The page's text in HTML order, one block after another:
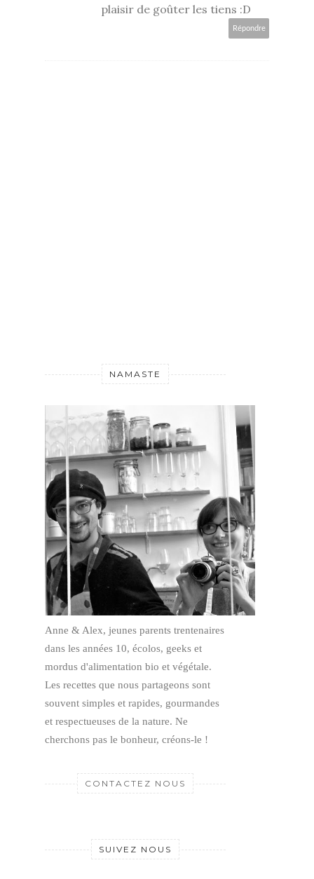
plaisir de goûter les tiens :D
Répondre
NAMASTE
Anne & Alex, jeunes parents trentenaires
dans les années 10, écolos, geeks et
mordus d'alimentation bio et végétale.
Les recettes que nous partageons sont
souvent simples et rapides, gourmandes
et respectueuses de la nature. Ne
cherchons pas le bonheur, créons-le !
CONTACTEZ NOUS
SUIVEZ NOUS